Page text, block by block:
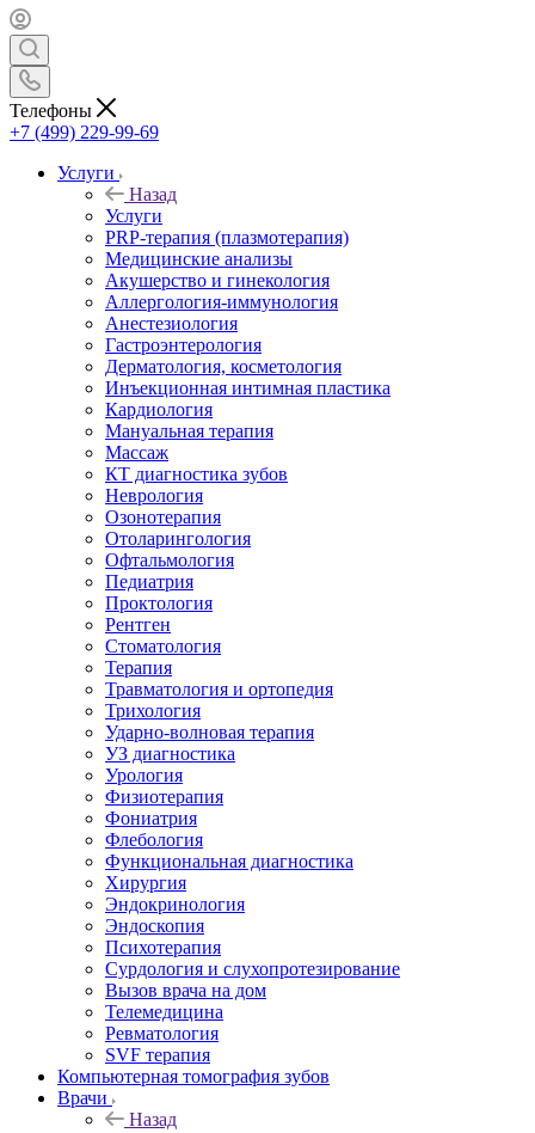
Телефоны
+7 (499) 229-99-69
Услуги
Назад
Услуги
PRP-терапия (плазмотерапия)
Медицинские анализы
Акушерство и гинекология
Аллергология-иммунология
Анестезиология
Гастроэнтерология
Дерматология, косметология
Инъекционная интимная пластика
Кардиология
Мануальная терапия
Массаж
КТ диагностика зубов
Неврология
Озонотерапия
Отоларингология
Офтальмология
Педиатрия
Проктология
Рентген
Стоматология
Терапия
Травматология и ортопедия
Трихология
Ударно-волновая терапия
УЗ диагностика
Урология
Физиотерапия
Фониатрия
Флебология
Функциональная диагностика
Хирургия
Эндокринология
Эндоскопия
Психотерапия
Сурдология и слухопротезирование
Вызов врача на дом
Телемедицина
Ревматология
SVF терапия
Компьютерная томография зубов
Врачи
Назад